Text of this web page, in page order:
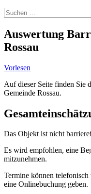
Suche
Suchen
nach:
Auswertung
Rossau
Vorlesen
Auf dieser Seite finden Sie
Gemeinde Rossau.
Das Objekt ist nicht
Es wird empfohlen, eine
mitzunehmen.
Termine können
eine Onlinebuchung geben.